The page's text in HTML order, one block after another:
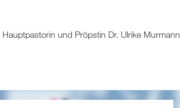
Hauptpastorin und Pröpstin Dr. Ulrike Murmann